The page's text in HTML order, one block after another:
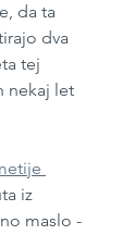
da ta
dva
tej
nekaj let
iz
maslo -